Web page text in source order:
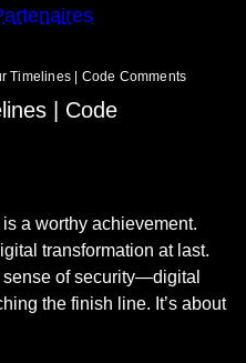
Timelines | Code Comments
| Code
a worthy achievement.
transformation at last.
sense of security—digital
the finish line. It’s about